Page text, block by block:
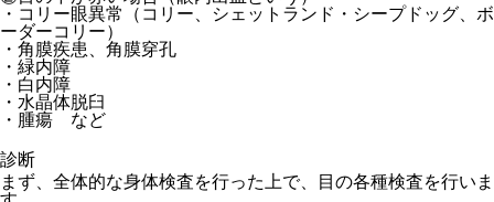
・コリー眼異常（コリー、シェットランド・シープドッグ、ボ
ーダーコリー）
・角膜疾患、角膜穿孔
・緑内障
・白内障
・水晶体脱臼
・腫瘍 など
診断
まず、全体的な身体検査を行った上で、目の各種検査を行いま